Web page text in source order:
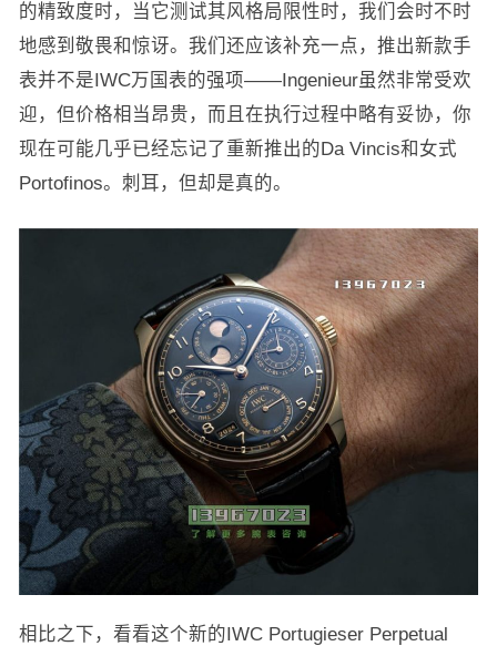
的精致度时，当它测试其风格局限性时，我们会时不时
地感到敬畏和惊讶。我们还应该补充一点，推出新款手
表并不是IWC万国表的强项——Ingenieur虽然非常受欢
迎，但价格相当昂贵，而且在执行过程中略有妥协，你
现在可能几乎已经忘记了重新推出的Da Vincis和女式
Portofinos。刺耳，但却是真的。
相比之下，看看这个新的IWC Portugieser Perpetual